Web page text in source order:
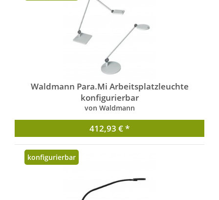
Waldmann Para.Mi Arbeitsplatzleuchte
konfigurierbar
von Waldmann
412,93 € *
konfigurierbar